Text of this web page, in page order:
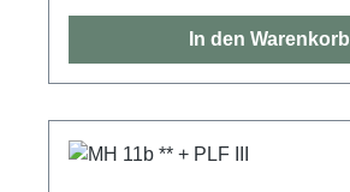
In den Warenkorb